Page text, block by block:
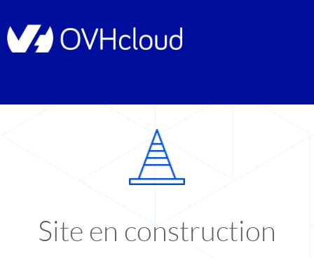
Site en construction